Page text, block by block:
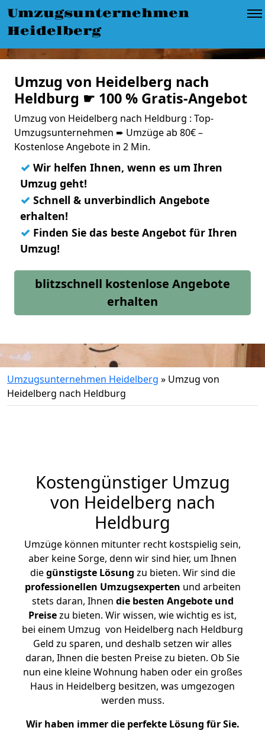
Umzugsunternehmen
Heidelberg
Umzug von Heidelberg nach
Heldburg ☛ 100 % Gratis-Angebot
Umzug von Heidelberg nach Heldburg : Top-
Umzugsunternehmen ➨ Umzüge ab 80€ –
Kostenlose Angebote in 2 Min.
✓ Wir helfen Ihnen, wenn es um Ihren
Umzug geht!
✓ Schnell & unverbindlich Angebote
erhalten!
✓ Finden Sie das beste Angebot für Ihren
Umzug!
blitzschnell kostenlose Angebote
erhalten
Umzugsunternehmen Heidelberg » Umzug von
Heidelberg nach Heldburg
Kostengünstiger Umzug
von Heidelberg nach
Heldburg
Umzüge können mitunter recht kostspielig sein,
aber keine Sorge, denn wir sind hier, um Ihnen
diegünstigste Lösung zu bieten. Wir sind die
professionellen Umzugsexperten und arbeiten
stets daran, Ihnen die besten Angebote und
Preisezu bieten. Wir wissen, wie wichtig es ist,
bei einem Umzug von Heidelberg nach Heldburg
Geld zu sparen, und deshalb setzen wir alles
daran, Ihnen die besten Preise zu bieten. Ob Sie
nun eine kleine Wohnung haben oder ein großes
Haus in Heidelberg besitzen, was umgezogen
werden muss.
Wir haben immer die perfekte Lösung für Sie.